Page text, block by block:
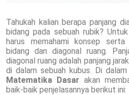
Tahukah kalian berapa panjang
bidang pada sebuah rubik?
harus memahami konsep serta
bidang dan diagonal ruang.
diagonal ruang adalah panjang
di dalam sebuah kubus. Di
Matematika Dasar akan
baik-baik penjelasannya berikut ini: